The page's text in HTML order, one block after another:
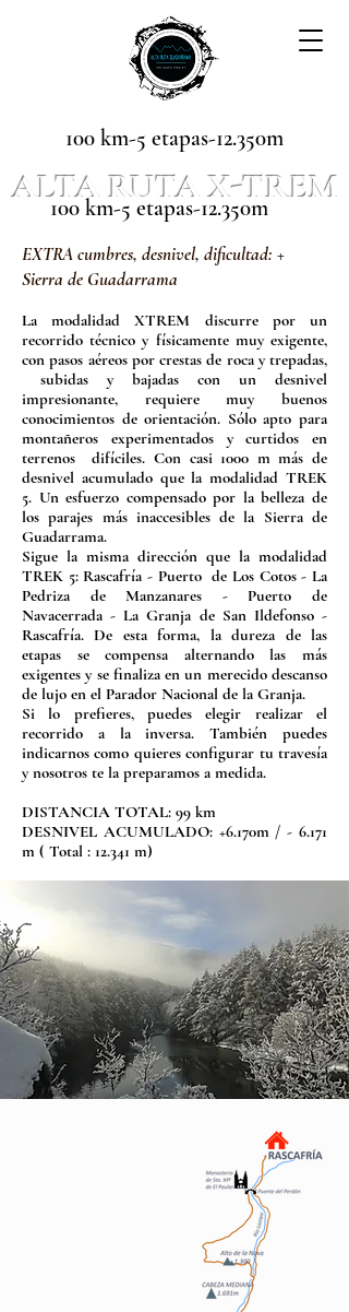
100 km-5 etapas-12.350m
ALTA RUTA X-TREM
100 km-5 etapas-12.350m
EXTRA cumbres, desnivel, dificultad: +
Sierra de Guadarrama
La modalidad XTREM discurre por un
recorrido técnico y físicamente muy exigente,
con pasos aéreos por crestas de roca y trepadas,
subidas y bajadas con un desnivel
impresionante, requiere muy buenos
conocimientos de orientación. Sólo apto para
montañeros experimentados y curtidos en
terrenos difíciles. Con casi 1000 m más de
desnivel acumulado que la modalidad TREK
5. Un esfuerzo compensado por la belleza de
los parajes más inaccesibles de la Sierra de
Guadarrama.
Sigue la misma dirección que la modalidad
TREK 5:Rascafría - Puerto de Los Cotos - La
Pedriza de Manzanares - Puerto de
Navacerrada - La Granja de San Ildefonso -
Rascafría. De esta forma, la dureza de las
etapas se compensa alternando las más
exigentes y se finaliza en un merecido descanso
de lujo en el Parador Nacional de la Granja.
Si lo prefieres, puedes elegir realizar el
recorrido a la inversa. También puedes
indicarnos como quieres configurar tu travesía
y nosotros te la preparamos a medida.
DISTANCIA TOTAL: 99 km
DESNIVEL ACUMULADO: +6.170m / - 6.171
m ( Total : 12.341 m)